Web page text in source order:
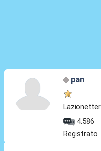
pan
Lazionetter
4.586
Registrato